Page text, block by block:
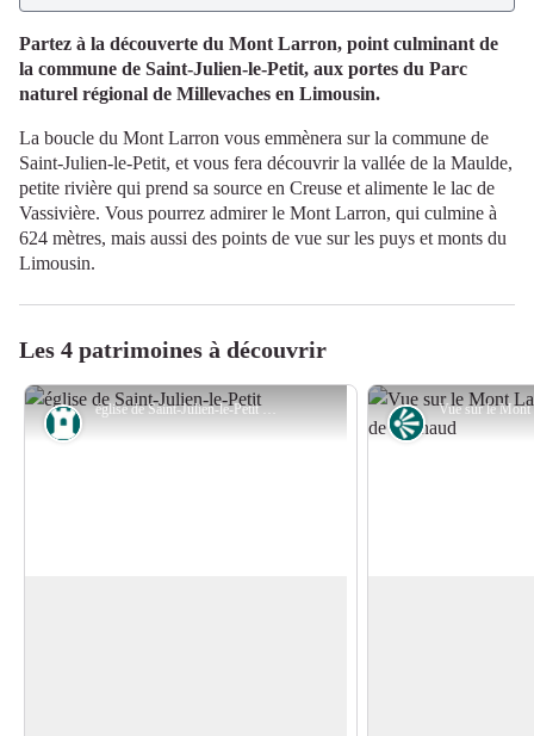
Partez à la découverte du Mont Larron, point culminant de
la commune de Saint-Julien-le-Petit, aux portes du Parc
naturel régional de Millevaches en Limousin.
La boucle du Mont Larron vous emmènera sur la commune de
Saint-Julien-le-Petit, et vous fera découvrir la vallée de la Maulde,
petite rivière qui prend sa source en Creuse et alimente le lac de
Vassivière. Vous pourrez admirer le Mont Larron, qui culmine à
624 mètres, mais aussi des points de vue sur les puys et monts du
Limousin.
Les 4 patrimoines à découvrir
église de Saint-Julien-le-Petit - Office de tourisme des Portes de Vassivière
Patrimoine Point de vue